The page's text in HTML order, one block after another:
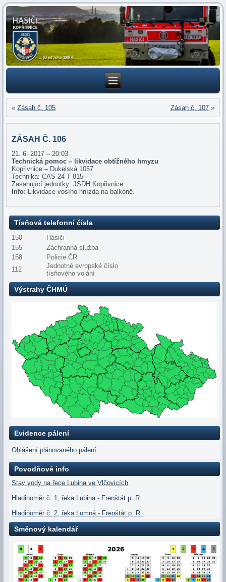
«Zásah č. 105 Zásah č. 107»
ZÁSAH Č. 106
21. 6. 2017 – 20:03
Technická pomoc – likvidace obtížného hmyzu
Kopřivnice – Dukelská 1057
Technika: CAS 24 T 815
Zasahující jednotky: JSDH Kopřivnice
Info: Likvidace vosího hnízda na balkóně.
Tísňová telefonní čísla
150
Hasiči
155
Záchranná služba
158
Policie ČR
112
Jednotné evropské číslo
tísňového volání
Výstrahy ČHMÚ
Evidence pálení
Ohlášení plánovaného pálení
Povodňové info
Stav vody na řece Lubina ve Vlčovicích
Hladinoměr č. 1, řeka Lubina - Frenštát p. R.
Hladinoměr č. 2, řeka Lomná - Frenštát p. R.
Směnový kalendář